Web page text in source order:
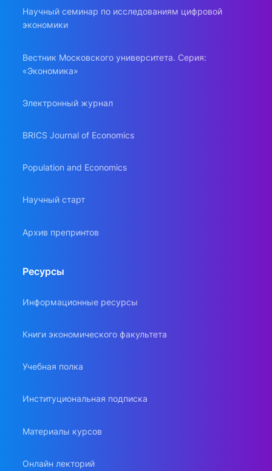
Научный семинар по исследованиям цифровой
экономики
Вестник Московского университета. Серия:
«Экономика»
Электронный журнал
BRICS Journal of Economics
Population and Economics
Научный старт
Архив препринтов
Ресурсы
Информационные ресурсы
Книги экономического факультета
Учебная полка
Институциональная подписка
Материалы курсов
Онлайн лекторий